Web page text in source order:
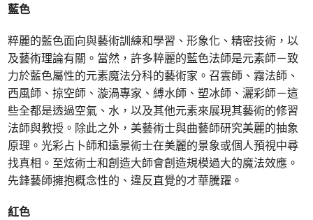
藍色
粹麗的藍色面向與藝術訓練和學習、形象化、精密技術，以
及藝術理論有關。當然，許多粹麗的藍色法師是元素師－致
力於藍色屬性的元素魔法分科的藝術家。召雲師、霧法師、
西風師、掠空師、漩渦專家、縛水師、塑冰師、灑彩師－這
些全都是透過空氣、水，以及其他元素來展現其藝術的修習
法師與教授。除此之外，美藝術士與曲藝師研究美麗的抽象
原理。光彩占卜師和遠景術士在美麗的景象或個人預視中尋
找真相。至炫術士和創造大師會創造規模過大的魔法效應。
先鋒藝師擁抱概念性的、違反直覺的才華騰躍。
紅色